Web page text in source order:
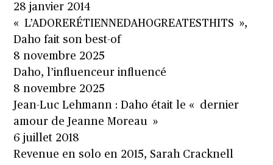
28 janvier 2014
« L’ADORERÉTIENNEDAHOGREATESTHITS »,
Daho fait son best-of
8 novembre 2025
Daho, l’influenceur influencé
8 novembre 2025
Jean-Luc Lehmann : Daho était le « dernier
amour de Jeanne Moreau »
6 juillet 2018
Revenue en solo en 2015, Sarah Cracknell